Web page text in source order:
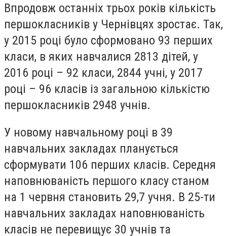
Впродовж останніх трьох років кількість
першокласників у Чернівцях зростає. Так,
у 2015 році було сформовано 93 перших
класи, в яких навчалися 2813 дітей, у
2016 році – 92 класи, 2844 учні, у 2017
році – 96 класів із загальною кількістю
першокласників 2948 учнів.
У новому навчальному році в 39
навчальних закладах планується
сформувати 106 перших класів. Середня
наповнюваність першого класу станом
на 1 червня становить 29,7 учня. В 25-ти
навчальних закладах наповнюваність
класів не перевищує 30 учнів та